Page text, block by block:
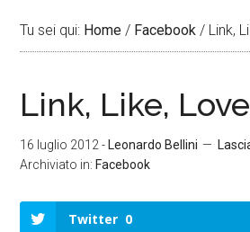
Tu sei qui: Home / Facebook / Link,
Link, Like, Love
16 luglio 2012 - Leonardo Bellini
Archiviato in: Facebook
Twitter 0